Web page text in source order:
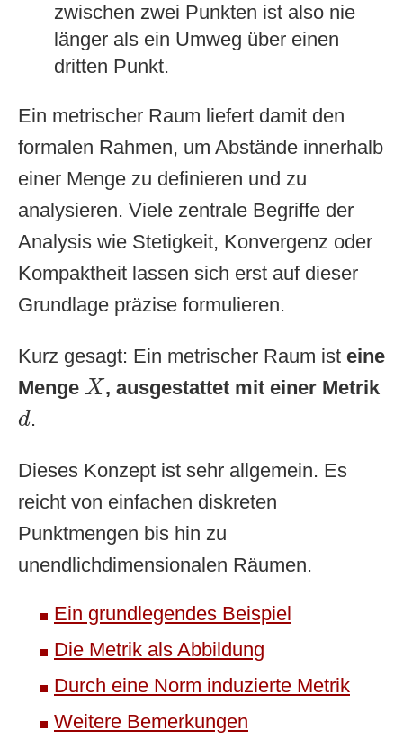
zwischen zwei Punkten ist also nie
länger als ein Umweg über einen
dritten Punkt.
Ein metrischer Raum liefert damit den
formalen Rahmen, um Abstände innerhalb
einer Menge zu definieren und zu
analysieren. Viele zentrale Begriffe der
Analysis wie Stetigkeit, Konvergenz oder
Kompaktheit lassen sich erst auf dieser
Grundlage präzise formulieren.
Kurz gesagt: Ein metrischer Raum ist eine
Menge X
X , ausgestattet mit einer Metrik
d
d.
Dieses Konzept ist sehr allgemein. Es
reicht von einfachen diskreten
Punktmengen bis hin zu
unendlichdimensionalen Räumen.
Ein grundlegendes Beispiel
Die Metrik als Abbildung
Durch eine Norm induzierte Metrik
Weitere Bemerkungen